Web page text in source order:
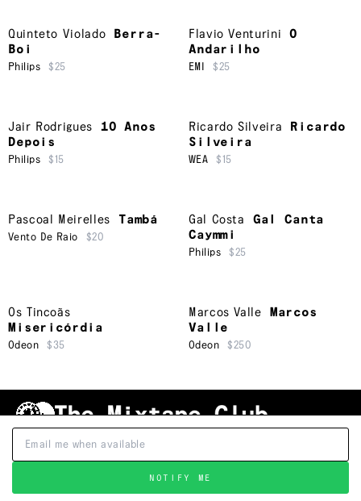
Quinteto Violado
Berra-
Boi
Philips $25
Flavio Venturini
O
Andarilho
EMI $25
Jair Rodrigues
10 Anos
Depois
Philips $15
Ricardo Silveira
Ricardo
Silveira
WEA $15
Pascoal Meirelles Tambá
Vento De Raio $20
Gal Costa
Gal Canta
Caymmi
Philips $25
Os Tincoãs
Misericórdia
Odeon $35
Marcos Valle
Marcos
Valle
Odeon $250
Shipping & Handling
NOTIFY ME